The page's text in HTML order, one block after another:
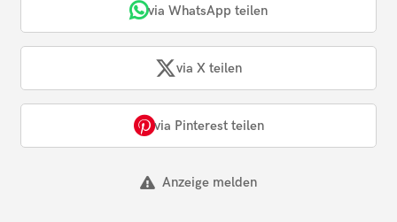
via WhatsApp teilen
via X teilen
via Pinterest teilen
Anzeige melden